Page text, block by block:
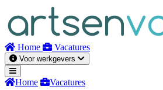
inhoud
Home Vacatures
Voor werkgevers
Home
Vacatures